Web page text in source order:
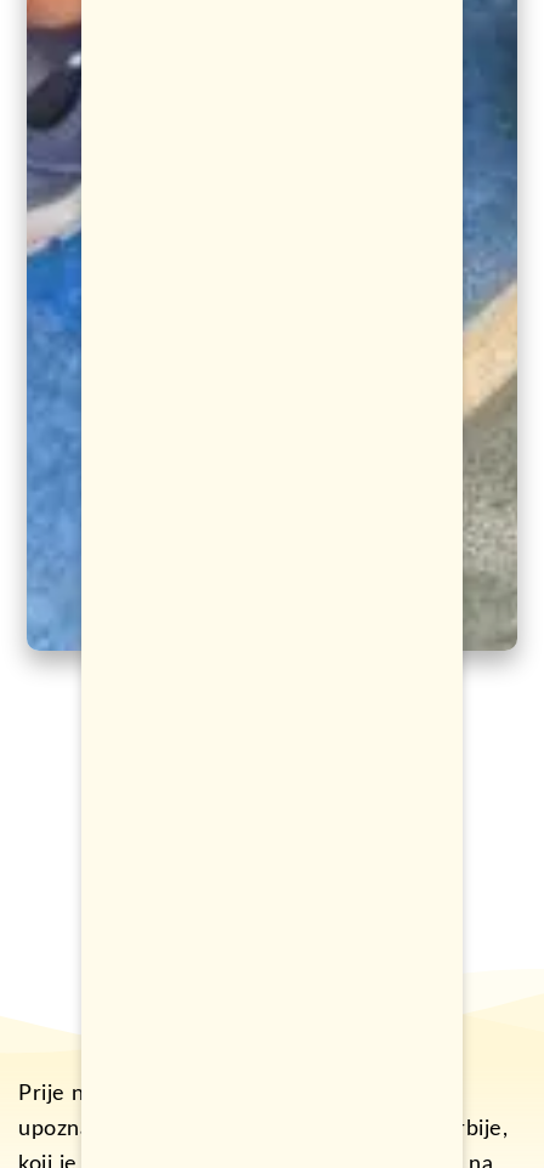
Prije nekoliko mjeseci, imao sam priliku da
upoznam Borisa. Boris je teniski trener iz Srbije,